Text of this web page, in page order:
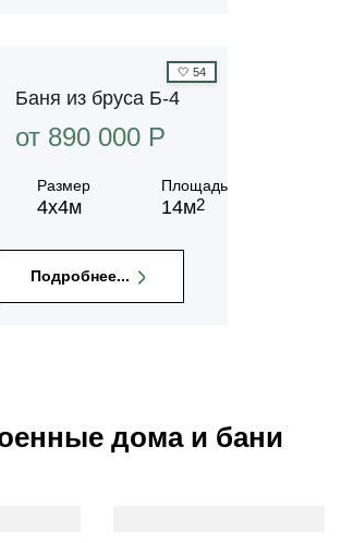
🤍 54
Баня из бруса Б-4
от 890 000 P
Размер
4х4м
Площадь
14м2
Подробнее...
дома и бани